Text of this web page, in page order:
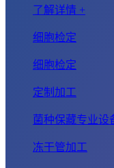
了解详情 +
细胞检定
细胞检定
定制加工
菌种保藏专业设
冻干管加工